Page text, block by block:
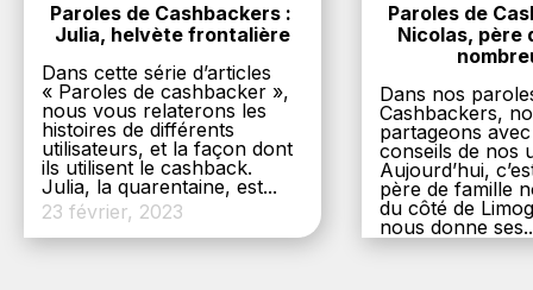
Paroles de Cashbackers :
Julia, helvète frontalière
Dans cette série d’articles
« Paroles de cashbacker »,
nous vous relaterons les
histoires de différents
utilisateurs, et la façon dont
ils utilisent le cashback.
Julia, la quarentaine, est...
23 février, 2023
Paroles de
Nicolas, père
Dans nos
Cashbackers,
partageons
conseils de nos
Aujourd’hui,
père de famille
du côté de
nous donne